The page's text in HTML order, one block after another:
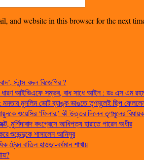
and website in this browser for the next
স্টান্স বদল বিজেপির ?
ধারণ আইভিএফে সম্ভব, বাধ সাধে আইন : ডঃ এস এম
মুসলিম ভোট ব্যাঙ্ক ভাঙতে তৃণমূলেই ছিপ
ওয়েসির ‘ফিলার,’ কী উত্তর দিলেন তৃণমূলের বিধায়ক
মুর্শিদাবাদ কংগ্রেসে আধিপত্য হারাতে পারেন অধীর
শুভেন্দুকে শাসালেন আনিসুর
ট্রেন বাতিল হাওড়া-বর্ধমান শাখায়